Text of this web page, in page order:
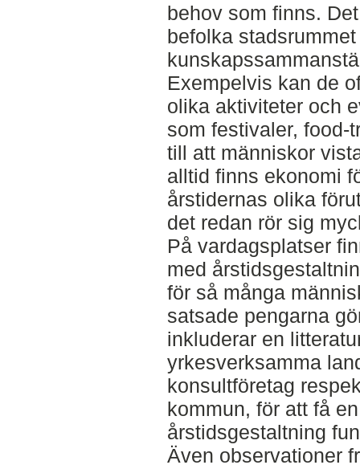
behov som finns.
befolka
Exempelvis kan de
olika aktiviteter och
som festivaler, food-
till att människor
alltid finns ekonomi
årstidernas olika
det redan rör sig
På vardagsplatser
med
för så många
satsade pengarna
inkluderar en
yrkesverksamma
konsultföretag
kommun, för att få
årstidsgestaltning
Även observationer